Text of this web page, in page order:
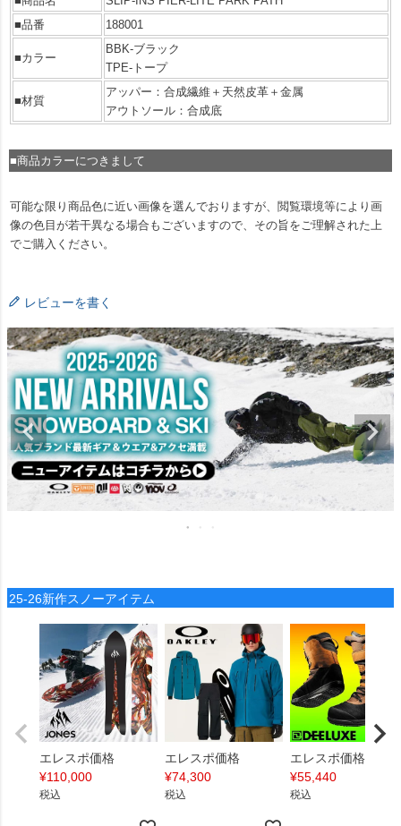
■品番
188001
■カラー
BBK-ブラック
TPE-トープ
■材質
アッパー：合成繊維＋天然皮革＋金属
アウトソール：合成底
■商品カラーにつきまして
可能な限り商品色に近い画像を選んでおりますが、閲覧環境等により画
像の色目が若干異なる場合もございますので、その旨をご理解された上
でご購入ください。
レビューを書く
25-26新作スノーアイテム
エレスポ価格
¥110,000
税込
エレスポ価格
¥74,300
税込
エレスポ価格
¥55,440
税込